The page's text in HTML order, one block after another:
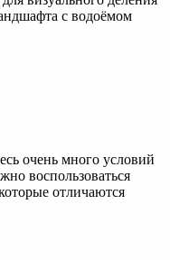
с водоёмом
очень много условий
воспользоваться
отличаются